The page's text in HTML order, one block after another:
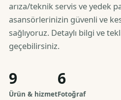
arıza/teknik servis ve yedek
asansörlerinizin güvenli ve
sağlıyoruz. Detaylı bilgi ve
geçebilirsiniz.
9
Ürün & hizmet
6
Fotoğraf